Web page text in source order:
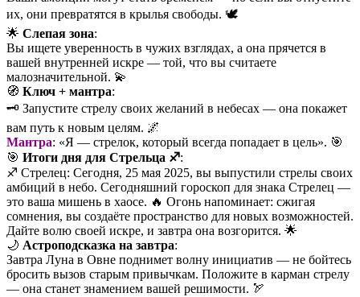
их, они превратятся в крылья свободы. 🕊️
🌟 Слепая зона:
Вы ищете уверенность в чужих взглядах, а она прячется в
вашей внутренней искре — той, что вы считаете
малозначительной. 💫
🧭 Ключ + мантра:
🗝️ Запустите стрелу своих желаний в небесах — она покажет
вам путь к новым целям. 🌌
Мантра: «Я — стрелок, который всегда попадает в цель». 🎯
🎯 Итоги дня для Стрельца ♐️:
♐️ Стрелец: Сегодня, 25 мая 2025, вы выпустили стрелы своих
амбиций в небо. Сегодняшний гороскоп для знака Стрелец —
это ваша мишень в хаосе. 🔥 Огонь напоминает: сжигая
сомнения, вы создаёте пространство для новых возможностей.
Дайте волю своей искре, и завтра она возгорится. 🌟
🌙 Астроподсказка на завтра:
Завтра Луна в Овне поднимет волну инициатив — не бойтесь
бросить вызов старым привычкам. Положите в карман стрелу
— она станет знамением вашей решимости. 🏹